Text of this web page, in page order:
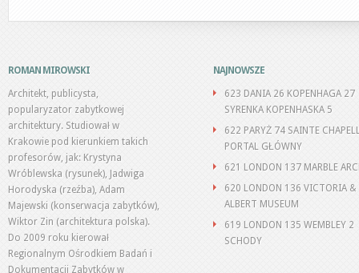
ROMAN MIROWSKI
Architekt, publicysta,
popularyzator zabytkowej
architektury. Studiował w
Krakowie pod kierunkiem takich
profesorów, jak: Krystyna
Wróblewska (rysunek), Jadwiga
Horodyska (rzeźba), Adam
Majewski (konserwacja zabytków),
Wiktor Zin (architektura polska).
Do 2009 roku kierował
Regionalnym Ośrodkiem Badań i
Dokumentacji Zabytków w
NAJNOWSZE
623 DANIA 26 KOPENHAGA 27
SYRENKA KOPENHASKA 5
622 PARYŻ 74 SAINTE
PORTAL GŁÓWNY
621 LONDON 137 MARBLE
620 LONDON 136 VICTORIA &
ALBERT MUSEUM
619 LONDON 135 WEMBLEY 2
SCHODY